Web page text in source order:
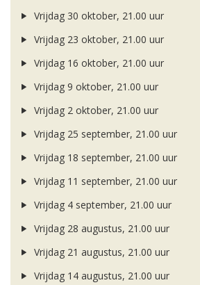
Vrijdag 30 oktober, 21.00 uur
Vrijdag 23 oktober, 21.00 uur
Vrijdag 16 oktober, 21.00 uur
Vrijdag 9 oktober, 21.00 uur
Vrijdag 2 oktober, 21.00 uur
Vrijdag 25 september, 21.00 uur
Vrijdag 18 september, 21.00 uur
Vrijdag 11 september, 21.00 uur
Vrijdag 4 september, 21.00 uur
Vrijdag 28 augustus, 21.00 uur
Vrijdag 21 augustus, 21.00 uur
Vrijdag 14 augustus, 21.00 uur